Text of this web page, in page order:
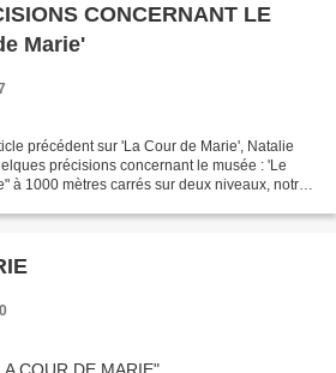
CONCERNANT LE
Marie'
précédent sur 'La Cour de Marie', Natalie
précisions concernant le musée : 'Le
à 1000 mètres carrés sur deux niveaux, notre